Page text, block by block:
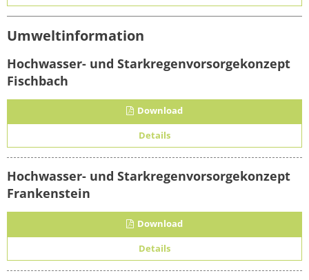
Umweltinformation
Hochwasser- und Starkregenvorsorgekonzept
Fischbach
Download
Details
Hochwasser- und Starkregenvorsorgekonzept
Frankenstein
Download
Details